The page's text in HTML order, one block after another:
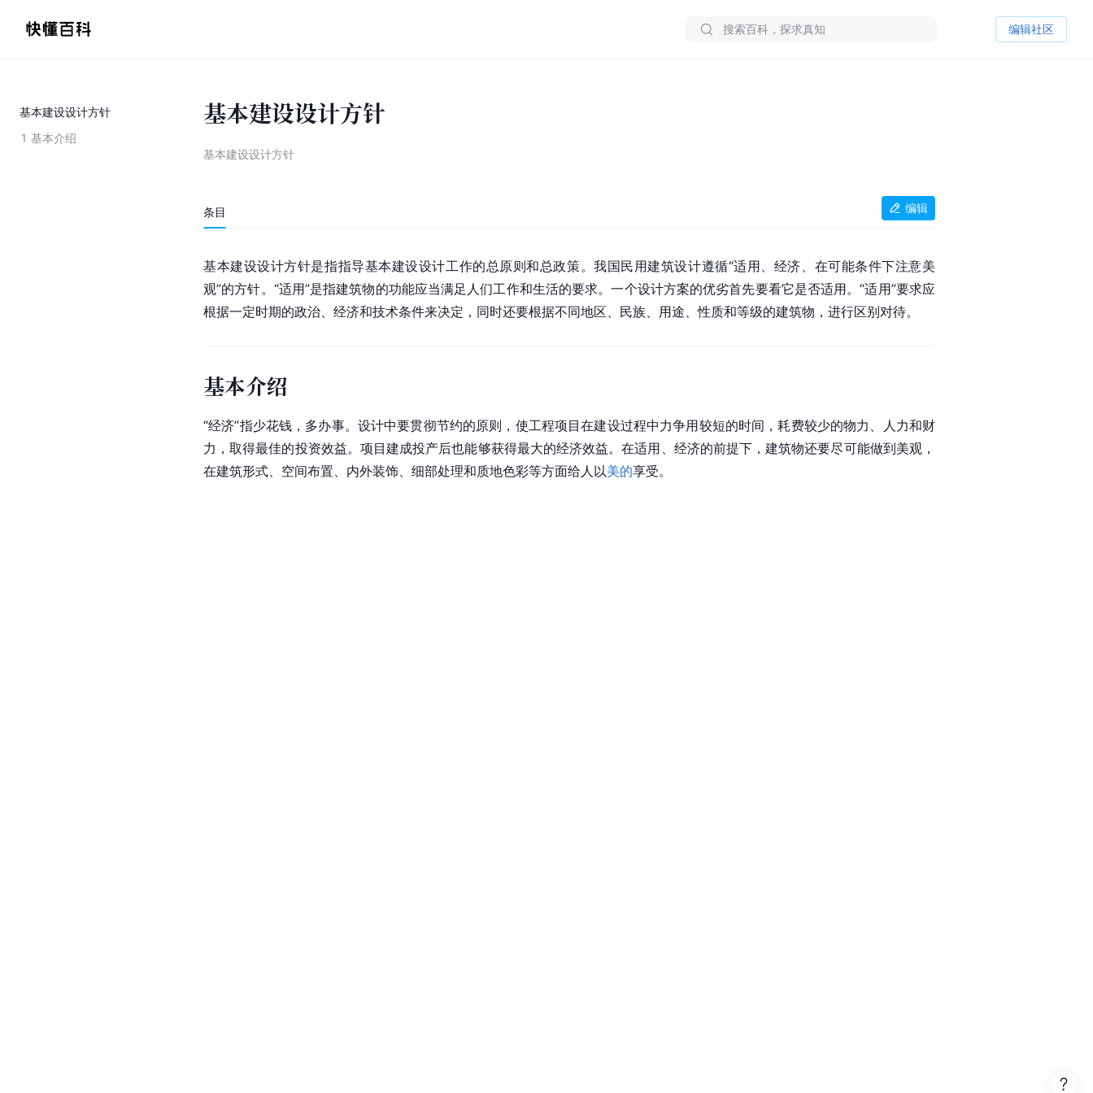
编辑社区
基本建设设计方针
1 基本介绍
基本建设设计方针
基本建设设计方针
条目 编辑
基本建设设计方针是指指导基本建设设计工作的总原则和总政策。我国民用建筑设计遵循“适用、经济、在可能条件下注意美
观”的方针。“适用”是指建筑物的功能应当满足人们工作和生活的要求。一个设计方案的优劣首先要看它是否适用。“适用”要求应
根据一定时期的政治、经济和技术条件来决定，同时还要根据不同地区、民族、用途、性质和等级的建筑物，进行区别对待。
基本介绍
“经济”指少花钱，多办事。设计中要贯彻节约的原则，使工程项目在建设过程中力争用较短的时间，耗费较少的物力、人力和财
力，取得最佳的投资效益。项目建成投产后也能够获得最大的经济效益。在适用、经济的前提下，建筑物还要尽可能做到美观，
在建筑形式、空间布置、内外装饰、细部处理和质地色彩等方面给人以美的享受。